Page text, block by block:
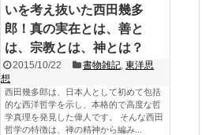
いを考え抜いた西田幾多
郎！真の実在とは、善と
は、宗教とは、神とは？
2015/10/22 書物雑記 ,東洋思
想
西田幾多郎は、日本人として初めて包括
的な西洋哲学を示し、本格的で高度な哲
学真理を発見した偉人です。 そんな西田
哲学の特徴は、禅の精神から編み...